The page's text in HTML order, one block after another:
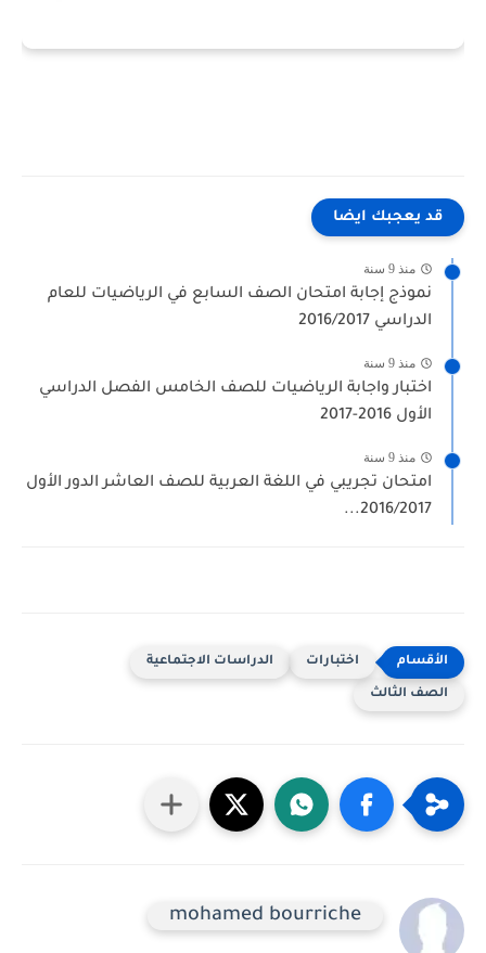
قد يعجبك ايضا
منذ 9 سنة
نموذج إجابة امتحان الصف السابع في الرياضيات للعام
الدراسي 2016/2017
منذ 9 سنة
اختبار واجابة الرياضيات للصف الخامس الفصل الدراسي
الأول 2016-2017
منذ 9 سنة
امتحان تجريبي في اللغة العربية للصف العاشر الدور الأول
2016/2017...
اختبارات الدراسات الاجتماعية
الصف الثالث
mohamed bourriche